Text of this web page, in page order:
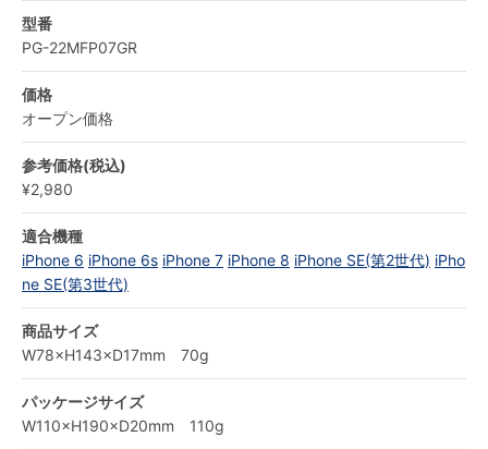
型番
PG-22MFP07GR
価格
オープン価格
参考価格(税込)
¥2,980
適合機種
iPhone 6 iPhone 6s iPhone 7 iPhone 8 iPhone SE(第2世代) iPho
ne SE(第3世代)
商品サイズ
W78×H143×D17mm 70g
パッケージサイズ
W110×H190×D20mm 110g